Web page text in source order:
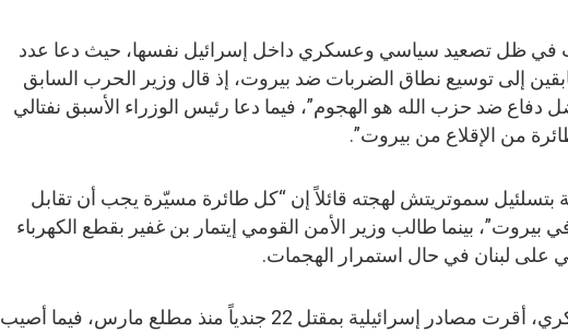
في ظل تصعيد سياسي وعسكري داخل إسرائيل نفسها، حيث دعا عدد
إلى توسيع نطاق الضربات ضد بيروت، إذ قال وزير الحرب السابق
دفاع ضد حزب الله هو الهجوم”، فيما دعا رئيس الوزراء الأسبق نفتالي
من الإقلاع من بيروت”.
بتسلئيل سموتريتش لهجته قائلاً إن “كل طائرة مسيّرة يجب أن تقابل
بيروت”، بينما طالب وزير الأمن القومي إيتمار بن غفير بقطع الكهرباء
لبنان في حال استمرار الهجمات.
وعلى الصعيد العسكري، أقرت مصادر إسرائيلية بمقتل 22 جندياً منذ مطلع مارس، فيما أصيب